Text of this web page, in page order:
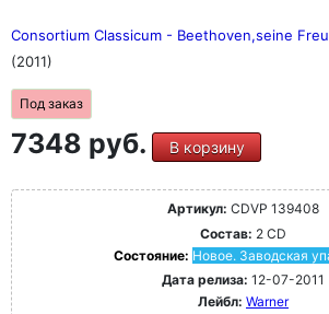
Consortium Classicum - Beethoven,seine
(2011)
Под заказ
7348 руб. В корзину
Артикул: CDVP 139408
Состав: 2 CD
Состояние: Новое. Заводская
Дата релиза: 12-07-2011
Лейбл: Warner